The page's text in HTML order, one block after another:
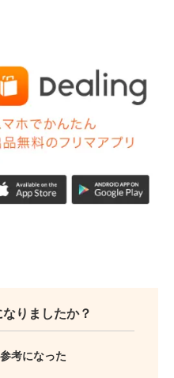
りましたか？
参考になった